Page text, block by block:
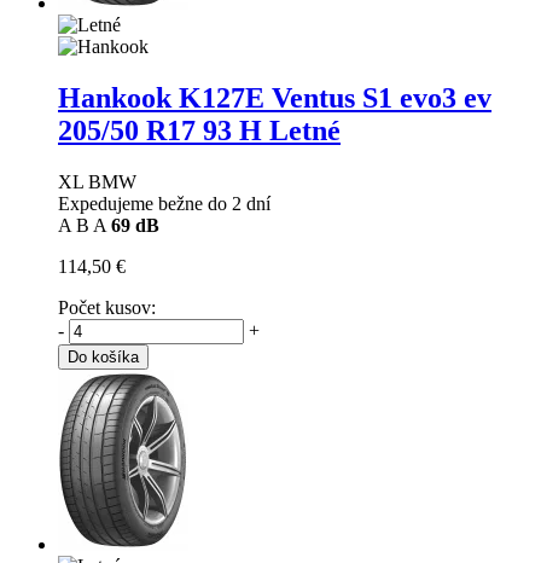
Hankook K127E Ventus S1 evo3 ev
205/50 R17 93 H Letné
XL BMW
Expedujeme bežne do 2 dní
A B A 69 dB
114,50 €
Počet kusov:
-
+
Do košíka